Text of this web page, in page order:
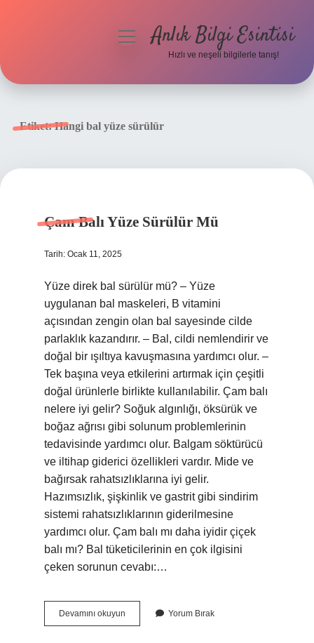
menüyüAnlık Bilgi Esintisi
Hızlı ve neşeli bilgilerle tanış!
Etiket:Hangi bal yüze sürülür
Çam Balı Yüze Sürülür Mü
Tarih: Ocak 11, 2025
Yüze direk bal sürülür mü? – Yüze
uygulanan bal maskeleri, B vitamini
açısından zengin olan bal sayesinde cilde
parlaklık kazandırır. – Bal, cildi nemlendirir ve
doğal bir ışıltıya kavuşmasına yardımcı olur. –
Tek başına veya etkilerini artırmak için çeşitli
doğal ürünlerle birlikte kullanılabilir. Çam balı
nelere iyi gelir? Soğuk algınlığı, öksürük ve
boğaz ağrısı gibi solunum problemlerinin
tedavisinde yardımcı olur. Balgam söktürücü
ve iltihap giderici özellikleri vardır. Mide ve
bağırsak rahatsızlıklarına iyi gelir.
Hazımsızlık, şişkinlik ve gastrit gibi sindirim
sistemi rahatsızlıklarının giderilmesine
yardımcı olur. Çam balı mı daha iyidir çiçek
balı mı? Bal tüketicilerinin en çok ilgisini
çeken sorunun cevabı:…
Devamını okuyun
Balı
Yorum Bırak